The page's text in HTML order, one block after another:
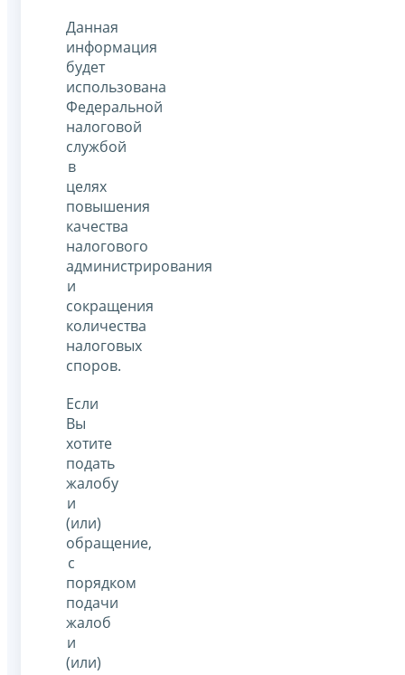
Данная
информация
будет
использована
Федеральной
налоговой
службой
в
целях
повышения
качества
налогового
администрирования
и
сокращения
количества
налоговых
споров.
Если
Вы
хотите
подать
жалобу
и
(или)
обращение,
с
порядком
подачи
жалоб
и
(или)